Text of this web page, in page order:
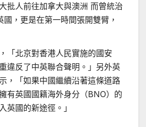
批人前往加拿大與澳洲 而曾統治
國，更是在第一時間張開雙臂，
「北京對香港人民實施的國安
違反了中英聯合聲明。」另外英
，「如果中國繼續沿著這條道路
有英國國籍海外身分（BNO）的
英國的新途徑。」